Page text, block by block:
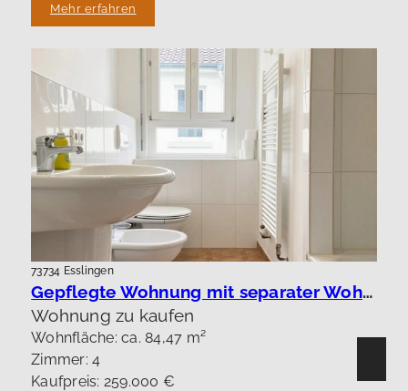
Mehr erfahren
73734 Esslingen
Gepflegte Wohnung mit separater Wohnung !
Wohnung zu kaufen
Wohnfläche: ca. 84,47 m²
Zimmer: 4
Kaufpreis: 259.000 €